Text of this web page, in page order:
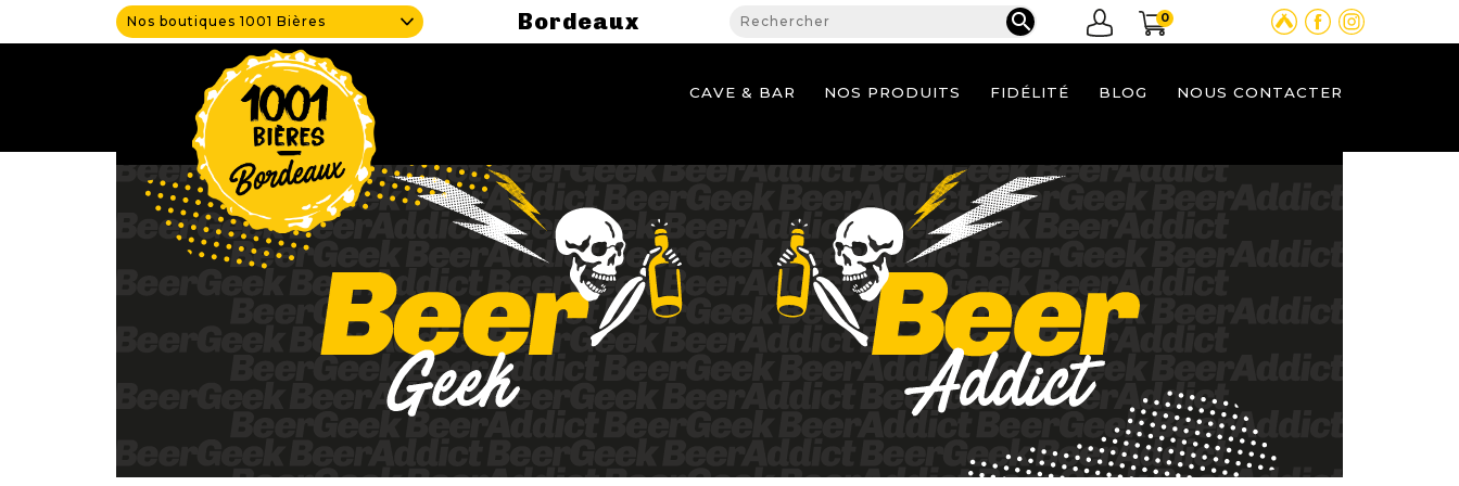
Nos boutiques 1001 Bières Bordeaux  0
CAVE & BAR NOS PRODUITS FIDÉLITÉ BLOG NOUS CONTACTER